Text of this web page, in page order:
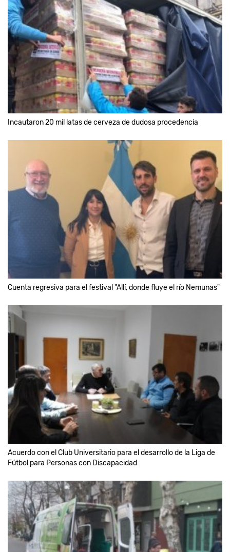
Incautaron 20 mil latas de cerveza de dudosa procedencia
Cuenta regresiva para el festival "Allí, donde fluye el río Nemunas"
Acuerdo con el Club Universitario para el desarrollo de la Liga de
Fútbol para Personas con Discapacidad